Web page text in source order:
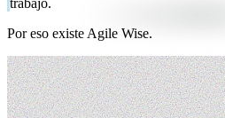
trabajo.
Por eso existe Agile Wise.